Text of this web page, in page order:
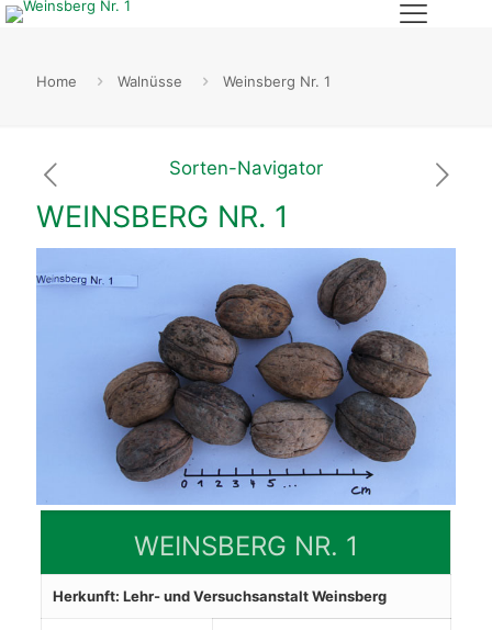
Home Walnüsse Weinsberg Nr. 1
Sorten-Navigator
WEINSBERG NR. 1
WEINSBERG NR. 1
Herkunft: Lehr- und Versuchsanstalt Weinsberg